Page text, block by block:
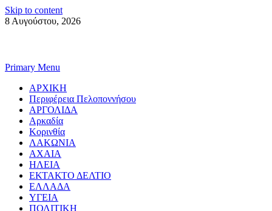
Skip to content
8 Αυγούστου, 2026
Primary Menu
ΑΡΧΙΚΗ
Περιφέρεια Πελοποννήσου
ΑΡΓΟΛΙΔΑ
Αρκαδία
Κορινθία
ΛΑΚΩΝΙΑ
ΑΧΑΙΑ
ΗΛΕΙΑ
ΕΚΤΑΚΤΟ ΔΕΛΤΙΟ
ΕΛΛΑΔΑ
ΥΓΕΙΑ
ΠΟΛΙΤΙΚΗ